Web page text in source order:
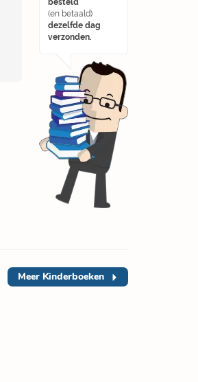
besteld
(en betaald)
dezelfde dag
verzonden.
Meer Kinderboeken